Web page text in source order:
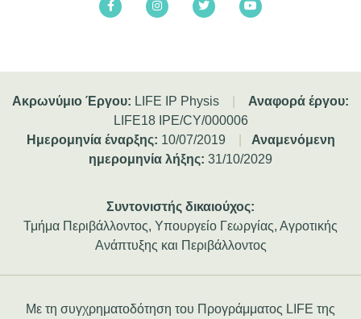
Ακρωνύμιο Έργου: LIFE IP Physis
Αναφορά έργου:
LIFE18 IPE/CY/000006
Ημερομηνία έναρξης: 10/07/2019
Αναμενόμενη
ημερομηνία λήξης: 31/10/2029
Συντονιστής δικαιούχος:
Τμήμα Περιβάλλοντος, Υπουργείο Γεωργίας, Αγροτικής
Ανάπτυξης και Περιβάλλοντος
Με τη συγχρηματοδότηση του Προγράμματος LIFE της